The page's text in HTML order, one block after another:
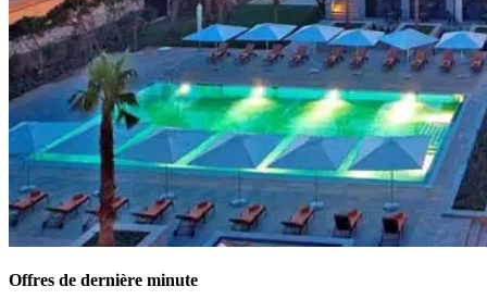
Offres de dernière minute